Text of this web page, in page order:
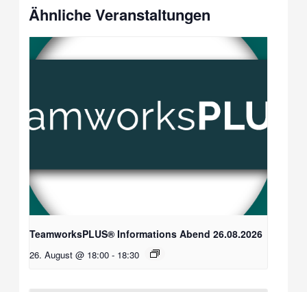
Ähnliche Veranstaltungen
TeamworksPLUS® Informations Abend 26.08.2026
26. August @ 18:00 - 18:30